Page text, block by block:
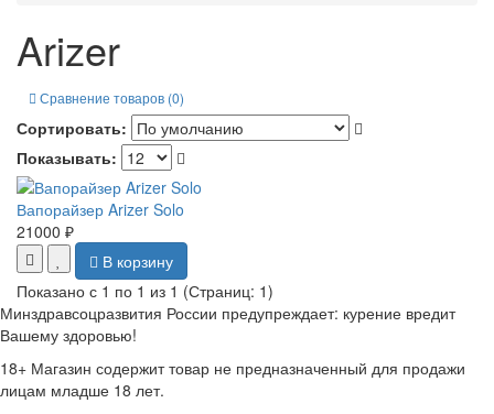
Arizer
Сравнение товаров (0)
Сортировать:
Показывать:
Вапорайзер Arizer Solo
21000 ₽
В корзину
Показано с 1 по 1 из 1 (Страниц: 1)
Минздравсоцразвития России предупреждает: курение вредит
Вашему здоровью!
18+ Магазин содержит товар не предназначенный для продажи
лицам младше 18 лет.